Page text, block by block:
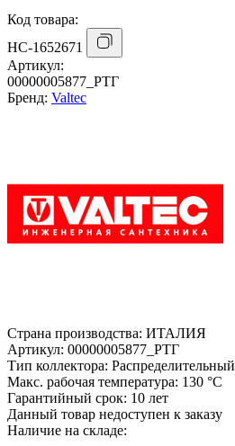
Код товара:
НС-1652671
Артикул:
00000005877_РТГ
Бренд: Valtec
Страна производства: ИТАЛИЯ
Артикул: 00000005877_РТГ
Тип коллектора: Распределительный
Макс. рабочая температура: 130 °С
Гарантийный срок: 10 лет
Данный товар недоступен к заказу
Наличие на складе: